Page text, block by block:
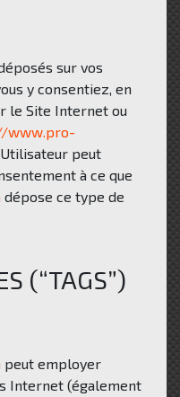
sur vos
y consentiez, en
le Site Internet ou
www.pro-
peut
à ce que
dépose ce type de
(“TAGS”)
peut employer
Internet (également